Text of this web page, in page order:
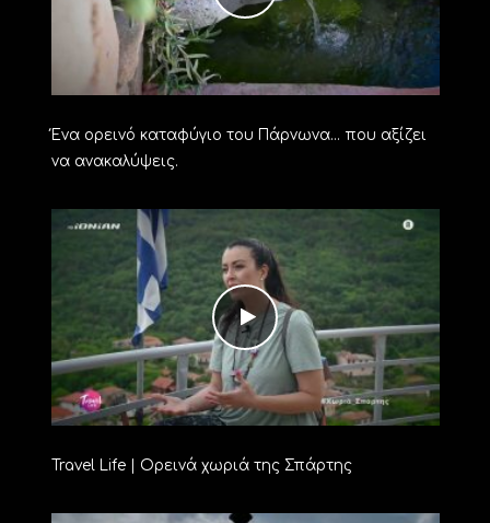
Ένα ορεινό καταφύγιο του Πάρνωνα… που αξίζει
να ανακαλύψεις.
Travel Life | Ορεινά χωριά της Σπάρτης